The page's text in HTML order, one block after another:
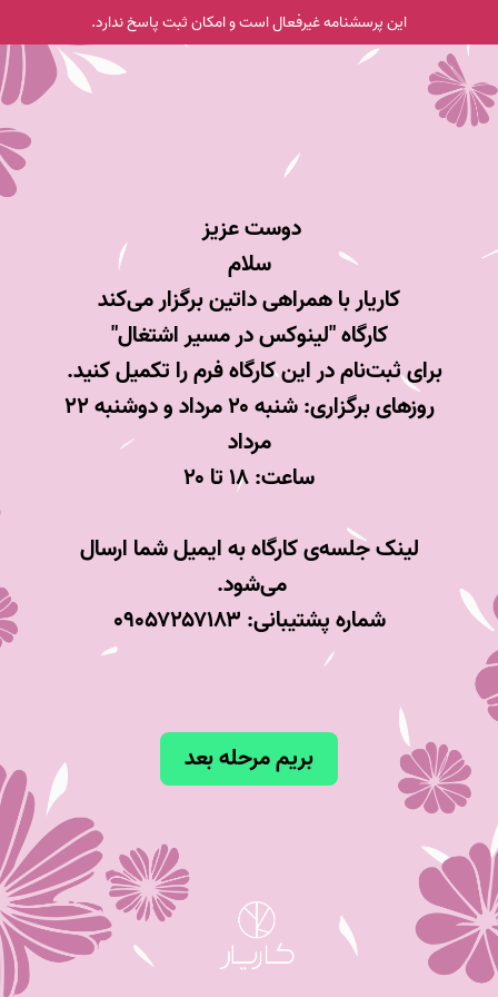
این پرسشنامه غیر‌فعال است و امکان ثبت پاسخ ندارد.
دوست عزیز
سلام
کاریار با همراهی داتین برگزار می‌کند
کارگاه "لینوکس در مسیر اشتغال"
برای ثبت‌نام در این کارگاه فرم را تکمیل کنید.
روزهای برگزاری: شنبه ۲۰ مرداد و دوشنبه ۲۲
مرداد
ساعت: ۱۸ تا ۲۰
لینک جلسه‌ی کارگاه به ایمیل شما ارسال
می‌شود.
شماره پشتیبانی: ۰۹۰۵۷۲۵۷۱۸۳
بریم مرحله بعد